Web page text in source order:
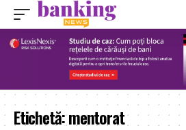
Etichetă:mentorat